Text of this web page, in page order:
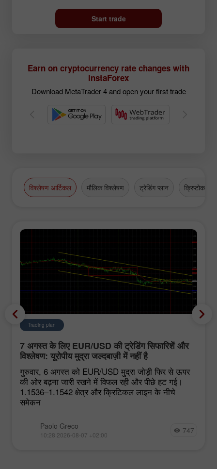
Start trade
Earn on cryptocurrency rate changes with
InstaForex
Download MetaTrader 4 and open your first trade
विश्लेषण आर्टिकल मौलिक विश्लेषण ट्रेडिंग प्लान क्रिप्टोकरेंसी
Trading plan
7 अगस्त के लिए EUR/USD की ट्रेडिंग सिफारिशें और
विश्लेषण: यूरोपीय मुद्रा जल्दबाज़ी में नहीं है
गुरुवार, 6 अगस्त को EUR/USD मुद्रा जोड़ी फिर से ऊपर
की ओर बढ़ना जारी रखने में विफल रही और पीछे हट गई।
1.1536–1.1542 क्षेत्र और क्रिटिकल लाइन के नीचे
समेकन
Paolo Greco
10:28 2026-08-07 +02:00 747